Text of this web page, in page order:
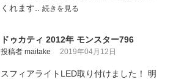
くれます.. 続きを見る
ドゥカティ 2012年 モンスター796
投稿者 maitake 2019年04月12日
スフィアライトLED取り付けました！ 明